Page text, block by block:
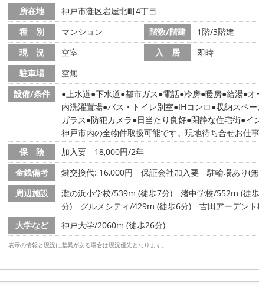
所在地
神戸市灘区岩屋北町4丁目
種 別
マンション 階数/階建 1階/3階建
現 況
空室 入 居 即時
駐車場
空無
設備/条件
上水道 下水道 都市ガス 電話 冷房 暖房 給湯 オ
内洗濯置場 バス・トイレ別室 IHコンロ 収納スペー
ガラス 防犯カメラ 日当たり良好 閑静な住宅街 イ
神戸市内の全物件取扱可能です。現地待ち合せお仕
保 険
加入要 18,000円/2年
金銭備考
鍵交換代: 16,000円
保証会社加入要 駐輪場あり(
周辺施設
灘の浜小学校/539m (徒歩7分) 渚中学校/552m (徒
分)
グルメシティ/429m (徒歩6分)
吉田アーデン
大学など
神戸大学/2060m (徒歩26分)
表示の情報と現況に差異がある場合は現況優先となります。